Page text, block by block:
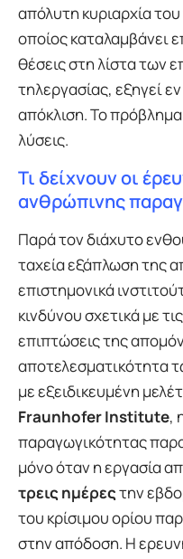
απόλυτη κυριαρχία
οποίος καταλαμβάνει
θέσεις στη λίστα των
τηλεργασίας, εξηγεί
απόκλιση. Το
λύσεις.
Τι δείχνουν οι
ανθρώπινης
Παρά τον διάχυτο
ταχεία εξάπλωση της
επιστημονικά
κινδύνου σχετικά με
επιπτώσεις της
αποτελεσματικότητα
με εξειδικευμένη
Fraunhofer Institute,
παραγωγικότητας
μόνο όταν η εργασία
τρεις ημέρεςτην
του κρίσιμου ορίου
στην απόδοση. Η